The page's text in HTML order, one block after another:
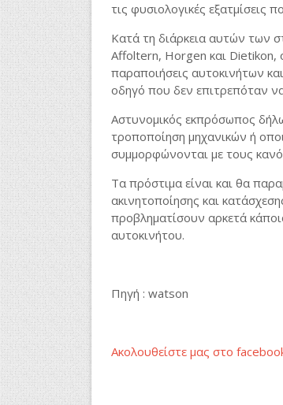
τις φυσιολογικές εξατμίσεις
Κατά τη διάρκεια αυτών των
Affoltern, Horgen και Dietikon,
παραποιήσεις αυτοκινήτων
οδηγό που δεν επιτρεπόταν
Αστυνομικός εκπρόσωπος
τροποποίηση μηχανικών ή
συμμορφώνονται με τους
Τα πρόστιμα είναι και θα
ακινητοποίησης και
προβληματίσουν αρκετά
αυτοκινήτου.
Πηγή : watson
Ακολουθείστε μας στο